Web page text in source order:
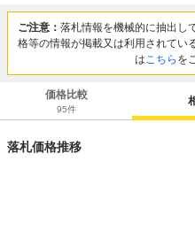
ご注意： 落札情報を機械的に抽出し
格等の情報が掲載又は利用されてい
はこちら を
価格比較
95件
落札価格推移